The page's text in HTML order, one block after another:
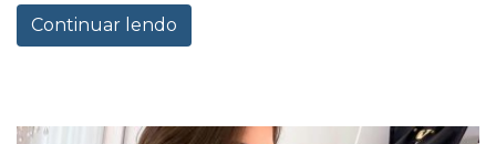
Continuar lendo